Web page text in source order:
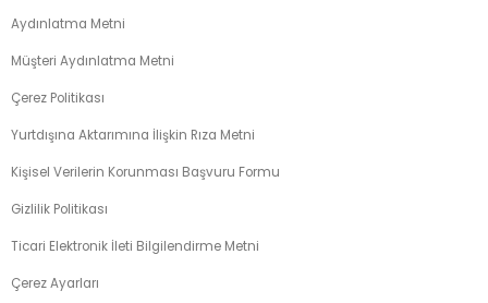
Aydınlatma Metni
Müşteri Aydınlatma Metni
Çerez Politikası
Yurtdışına Aktarımına İlişkin Rıza Metni
Kişisel Verilerin Korunması Başvuru Formu
Gizlilik Politikası
Ticari Elektronik İleti Bilgilendirme Metni
Çerez Ayarları